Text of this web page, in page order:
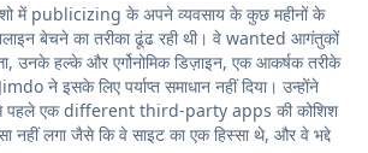
शो में publicizing के अपने व्यवसाय के कुछ महीनों के
बेचने का तरीका ढूंढ रही थी। वे wanted आगंतुकों
उनके हल्के और एर्गोनोमिक डिज़ाइन, एक आकर्षक तरीके
ने इसके लिए पर्याप्त समाधान नहीं दिया। उन्होंने
पहले एक different third-party apps की कोशिश
नहीं लगा जैसे कि वे साइट का एक हिस्सा थे, और वे भद्दे